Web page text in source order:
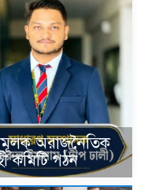
অরাজনৈতিক
কমিটি গঠন